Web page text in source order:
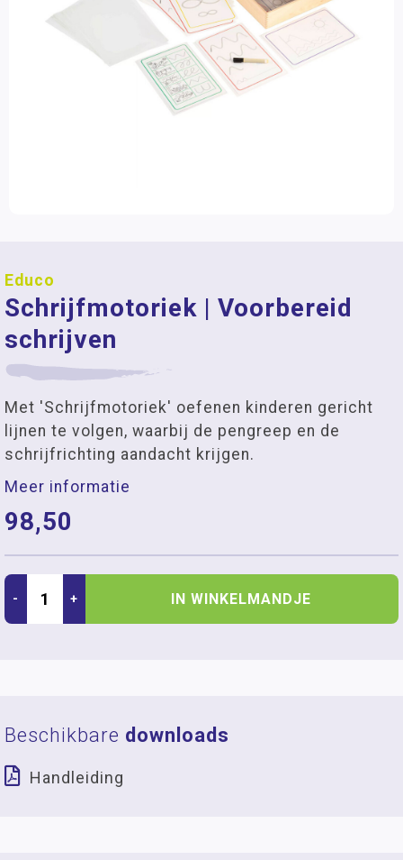
Educo
Schrijfmotoriek | Voorbereid
schrijven
Met 'Schrijfmotoriek' oefenen kinderen gericht
lijnen te volgen, waarbij de pengreep en de
schrijfrichting aandacht krijgen.
Meer informatie
98,50
- + IN WINKELMANDJE
Beschikbare downloads
Handleiding